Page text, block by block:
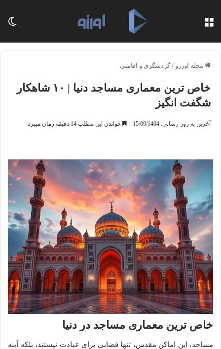
مجله اورزو / گردشگری و اقامتی
خاص ترین معماری مساجد دنیا | ۱۰ شاهکار
شگفت انگیز
آخرین به روز رسانی: 15/09/1404 خواندن این مطلب 14 دقیقه زمان میبرد
خاص ترین معماری مساجد در دنیا
مساجد، این اماکن مقدس، تنها فضایی برای عبادت نیستند، بلکه آینه